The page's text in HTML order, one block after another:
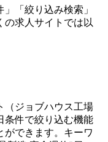
「絞り込み検索」
の求人サイトでは以
（ジョブハウス工場
条件で絞り込む機能
ができます。キーワ